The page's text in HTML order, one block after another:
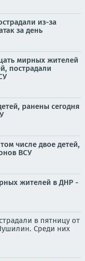
из-за
за день
мирных жителей
пострадали
ранены сегодня
числе двое детей,
ВСУ
жителей в ДНР -
в пятницу от
Среди них